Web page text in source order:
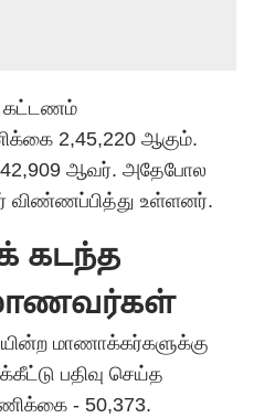
கட்டணம்
2,45,220 ஆகும்.
ஆவர். அதேபோல
விண்ணப்பித்து உள்ளனர்.
கடந்த
மாணாக்கர்களுக்கு
பதிவு செய்த
- 50,373.